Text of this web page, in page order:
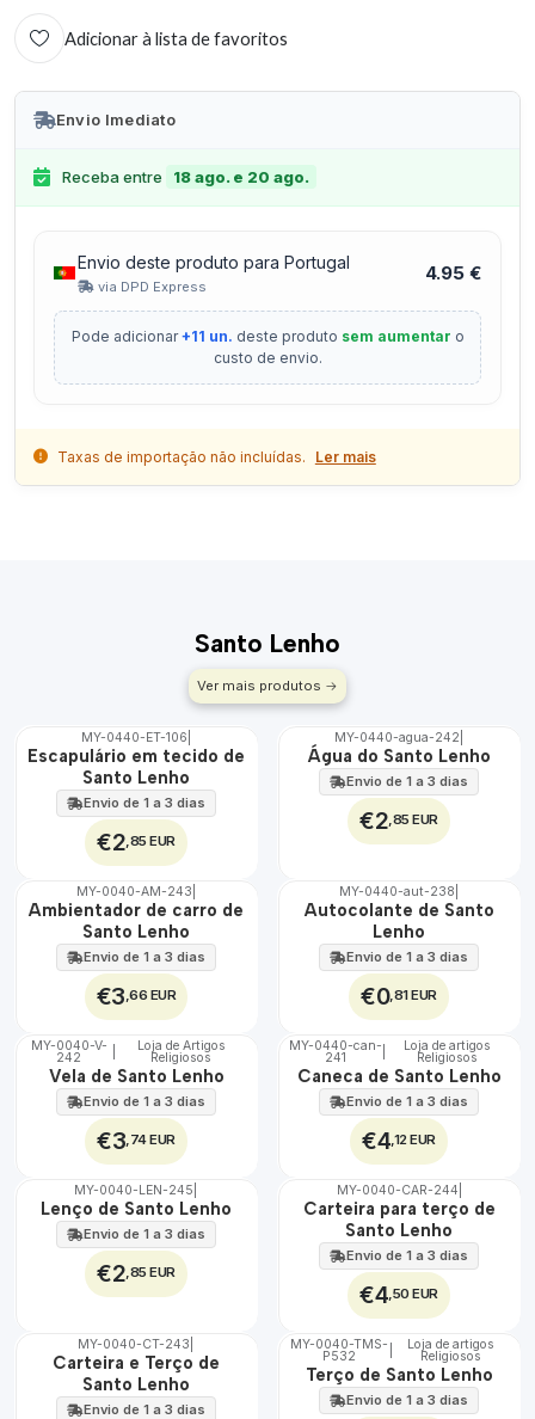
Adicionar à lista de favoritos
Envio Imediato
Receba entre 18 ago. e 20 ago.
Envio deste produto para Portugal
via DPD Express
4.95 €
Pode adicionar+11 un. deste produto sem aumentar o
custo de envio.
Taxas de importação não incluídas. Ler mais
Santo Lenho
Ver mais produtos
🇵🇹
100%
ÁGUA
MY-0440-ET-106
Escapulário em tecido de
Santo Lenho
Envio de 1 a 3 dias
€2,85 EUR
🇵🇹
100%
MY-0440-agua-242
Água do Santo Lenho
Envio de 1 a 3 dias
€2,85 EUR
🇵🇹
MY-0040-AM-243
Ambientador de carro de
Santo Lenho
Envio de 1 a 3 dias
€3,66 EUR
🇵🇹
MY-0440-aut-238
Autocolante de Santo
Lenho
Envio de 1 a 3 dias
€0,81 EUR
🇵🇹
100%
MY-0040-V-
242
Loja de Artigos
Religiosos
Vela de Santo Lenho
Envio de 1 a 3 dias
€3,74 EUR
🇵🇹
100%
MY-0440-can-
241
Loja de artigos
Religiosos
Caneca de Santo Lenho
Envio de 1 a 3 dias
€4,12 EUR
🇵🇹
100%
MY-0040-LEN-245
Lenço de Santo Lenho
Envio de 1 a 3 dias
€2,85 EUR
🇵🇹
MY-0040-CAR-244
Carteira para terço de
Santo Lenho
Envio de 1 a 3 dias
€4,50 EUR
🇵🇹
MY-0040-CT-243
Carteira e Terço de
Santo Lenho
Envio de 1 a 3 dias
🇵🇹
100%
MY-0040-TMS-
P532
Loja de artigos
Religiosos
Terço de Santo Lenho
Envio de 1 a 3 dias